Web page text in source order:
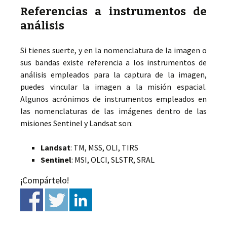
Referencias a instrumentos de
análisis
Si tienes suerte, y en la nomenclatura de la imagen o
sus bandas existe referencia a los instrumentos de
análisis empleados para la captura de la imagen,
puedes vincular la imagen a la misión espacial.
Algunos acrónimos de instrumentos empleados en
las nomenclaturas de las imágenes dentro de las
misiones Sentinel y Landsat son:
Landsat: TM, MSS, OLI, TIRS
Sentinel: MSI, OLCI, SLSTR, SRAL
¡Compártelo!